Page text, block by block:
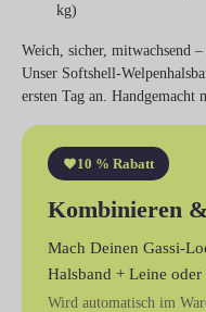
kg)
Weich, sicher, mitwachsend –
Unser Softshell-
ersten Tag an. Handgemacht
10 % Rabatt
Kombinieren
Mach Deinen Gassi-
Halsband + Leine oder
Wird automatisch im